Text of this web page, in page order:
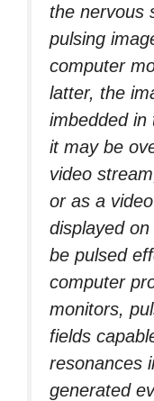
the nervous
pulsing
computer
latter, the
imbedded in
it may be
video
or as a
displayed
be pulsed
computer
monitors,
fields
resonances
generated